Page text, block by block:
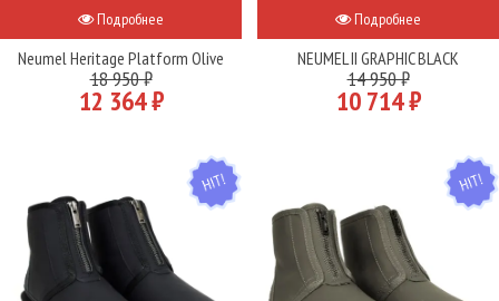
Подробнее
Neumel Heritage Platform Olive
18 950 ₽
12 364 ₽
Подробнее
NEUMEL II GRAPHIC BLACK
14 950 ₽
10 714 ₽
HIT HIT